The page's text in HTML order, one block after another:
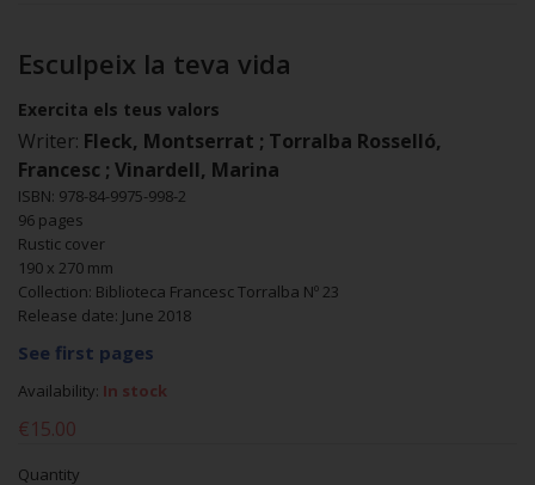
Esculpeix la teva vida
Exercita els teus valors
Writer: Fleck, Montserrat ; Torralba Rosselló,
Francesc ; Vinardell, Marina
ISBN: 978-84-9975-998-2
96 pages
Rustic cover
190 x 270 mm
Collection: Biblioteca Francesc Torralba Nº 23
Release date: June 2018
See first pages
Availability: In stock
€15.00
Quantity